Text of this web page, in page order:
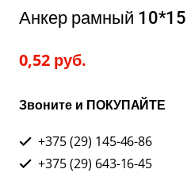
Анкер рамный
0,52 руб.
Звоните и ПОКУПАЙТЕ
+375 (29) 145-46-86
+375 (29) 643-16-45